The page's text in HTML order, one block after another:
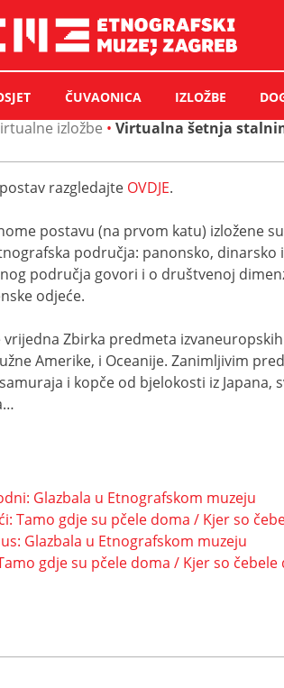
ČUVAONICA IZLOŽBE
izložbe • Virtualna šetnja
razgledajte OVDJE.
postavu (na prvom katu) izložene
područja: panonsko, dinarsko
područja govori i o društvenoj
odjeće.
vrijedna Zbirka predmeta
Amerike, i Oceanije. Zanimljivim
i kopče od bjelokosti iz Japana,
Glazbala u Etnografskom muzeju
Tamo gdje su pčele doma / Kjer so
Glazbala u Etnografskom muzeju
gdje su pčele doma / Kjer so čebele